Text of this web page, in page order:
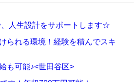
人生設計をサポートします☆
られる環境！経験を積んでスキ
も可能♪<世田谷区>